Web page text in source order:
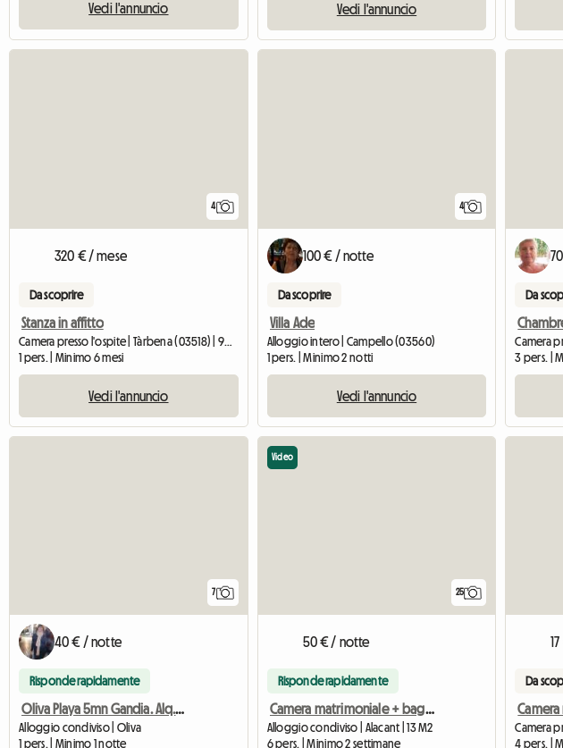
Vedi l'annuncio Vedi l'annuncio
4
320 € / mese
Da scoprire
Stanza in affitto
1 pers. | Minimo 6 mesi
Vedi l'annuncio
4
100 € / notte
Da scoprire
Villa Ade
Alloggio intero | Campello (03560)
1 pers. | Minimo 2 notti
Vedi l'annuncio
Da
Camera
3 pers. |
7
40 € / notte
Risponde rapidamente
Oliva Playa 5mn Gandia. Alq.Habitacion
Alloggio condiviso | Oliva
1 pers. | Minimo 1 notte
25
Video
50 € / notte
Risponde rapidamente
Camera matrimoniale + bagno privato in appartamento condiviso Alicante
Alloggio condiviso | Alacant | 13 M2
6 pers. | Minimo 2 settimane
Da
Camera
Camera
4 pers. |